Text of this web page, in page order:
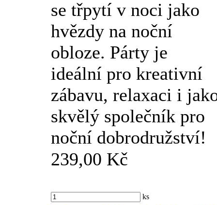
se třpytí v noci jako
hvězdy na noční
obloze. Párty je
ideální pro kreativní
zábavu, relaxaci i
skvělý společník pro
noční dobrodružství!
239,00 Kč
ks